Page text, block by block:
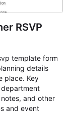
RSVP
template form
details
place. Key
and other
and event